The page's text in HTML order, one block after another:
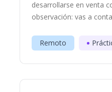
desarrollarse en venta
observación: vas a
Remoto